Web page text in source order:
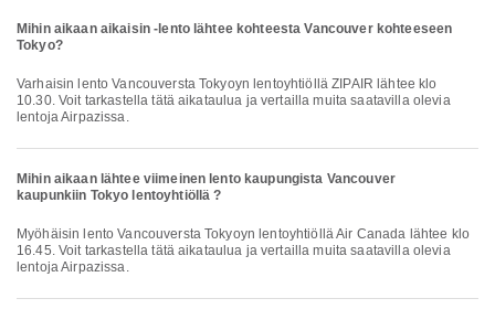
Mihin aikaan aikaisin -lento lähtee kohteesta Vancouver kohteeseen
Tokyo?
Varhaisin lento Vancouversta Tokyoyn lentoyhtiöllä ZIPAIR lähtee klo
10.30. Voit tarkastella tätä aikataulua ja vertailla muita saatavilla olevia
lentoja Airpazissa.
Mihin aikaan lähtee viimeinen lento kaupungista Vancouver
kaupunkiin Tokyo lentoyhtiöllä ?
Myöhäisin lento Vancouversta Tokyoyn lentoyhtiöllä Air Canada lähtee klo
16.45. Voit tarkastella tätä aikataulua ja vertailla muita saatavilla olevia
lentoja Airpazissa.